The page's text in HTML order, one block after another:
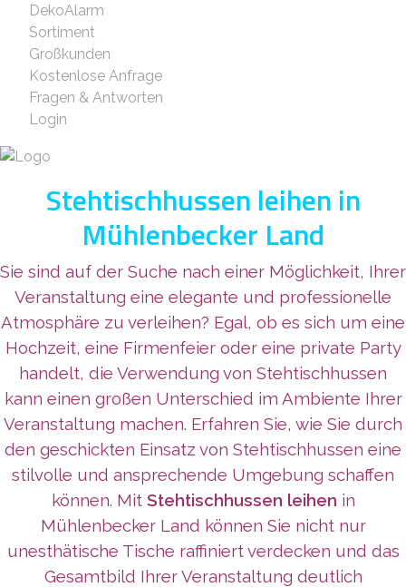
DekoAlarm
Sortiment
Großkunden
Kostenlose Anfrage
Fragen & Antworten
Login
Stehtischhussen leihen in
Mühlenbecker Land
Sie sind auf der Suche nach einer Möglichkeit, Ihrer
Veranstaltung eine elegante und professionelle
Atmosphäre zu verleihen? Egal, ob es sich um eine
Hochzeit, eine Firmenfeier oder eine private Party
handelt, die Verwendung von Stehtischhussen
kann einen großen Unterschied im Ambiente Ihrer
Veranstaltung machen. Erfahren Sie, wie Sie durch
den geschickten Einsatz von Stehtischhussen eine
stilvolle und ansprechende Umgebung schaffen
können. Mit Stehtischhussen leihen in
Mühlenbecker Land können Sie nicht nur
unesthätische Tische raffiniert verdecken und das
Gesamtbild Ihrer Veranstaltung deutlich